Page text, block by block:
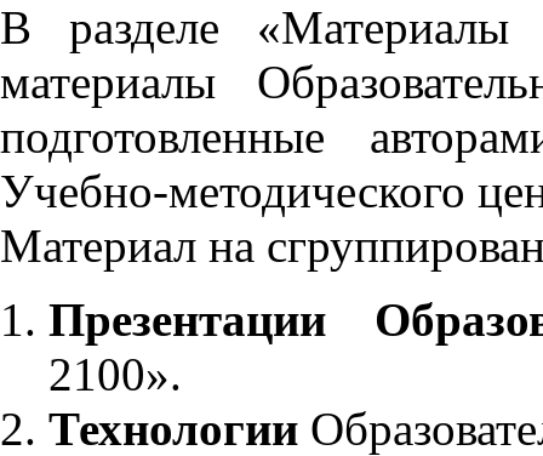
В разделе «Материалы
материалы
подготовленные
Учебно-методического
Материал на
Презентации
2100».
Технологии